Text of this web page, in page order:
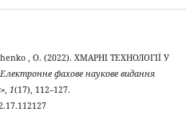
, O. (2022). ХМАРНІ ТЕХНОЛОГІЇ У
Електронне фахове наукове видання
, 1(17), 112–127.